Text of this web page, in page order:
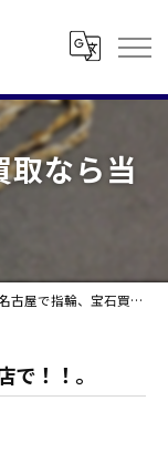
取なら当
古屋で指輪、宝石買取なら当店で！！。
！！。